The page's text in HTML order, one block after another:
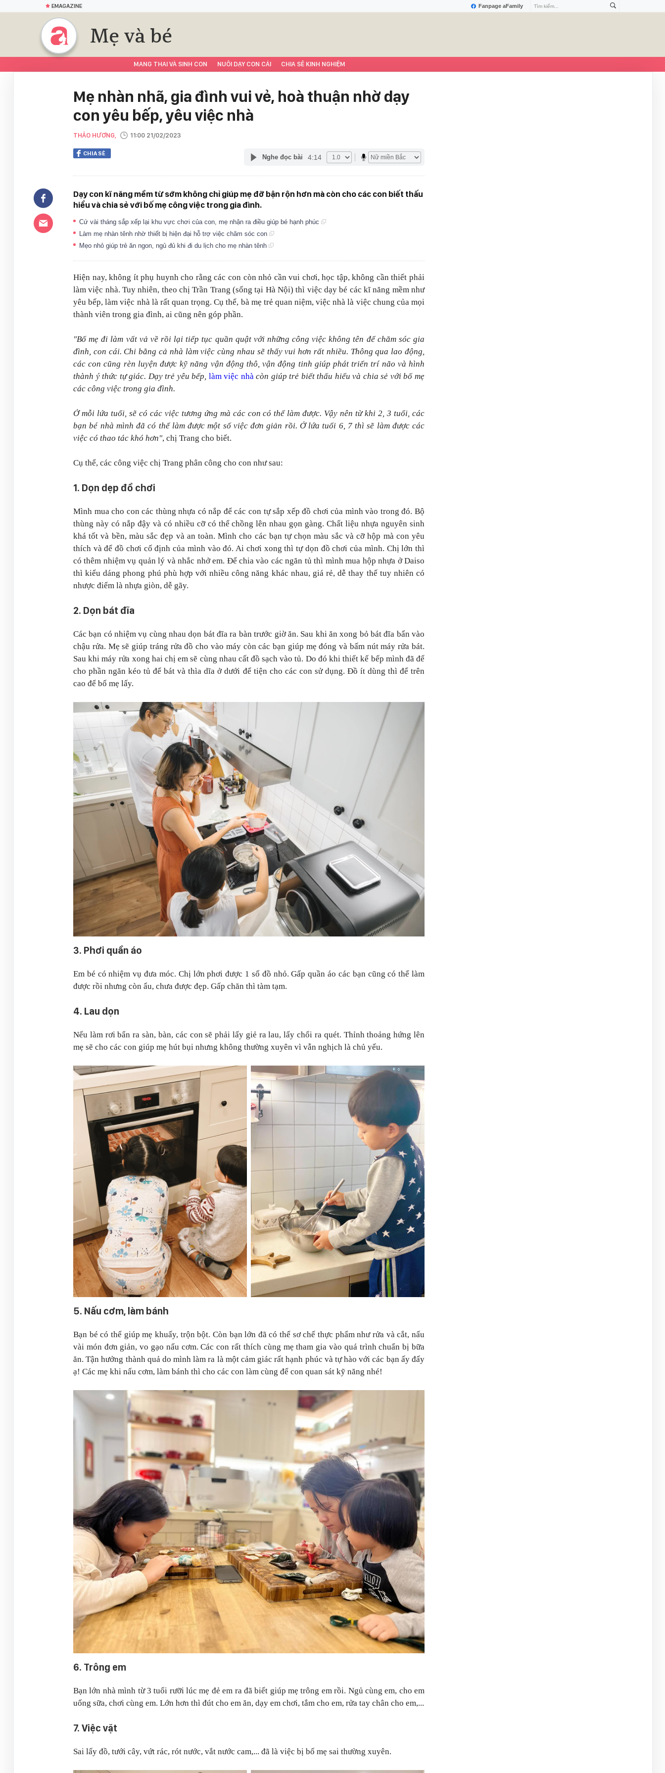
Fanpage aFamily
EMAGAZINE
Mẹ và bé
MANG THAI VÀ SINH CON NUÔI DẠY CON CÁI CHIA SẺ KINH NGHIỆM
Mẹ nhàn nhã, gia đình vui vẻ, hoà thuận nhờ dạy
con yêu bếp, yêu việc nhà
THẢO HƯƠNG, 11:00 21/02/2023
CHIA SẺ Nghe đọc bài 4:14
Dạy con kĩ năng mềm từ sớm không chỉ giúp mẹ đỡ bận rộn hơn mà còn cho các con biết thấu
hiểu và chia sẻ với bố mẹ công việc trong gia đình.
Cứ vài tháng sắp xếp lại khu vực chơi của con, mẹ nhận ra điều giúp bé hạnh phúc
Làm mẹ nhàn tênh nhờ thiết bị hiện đại hỗ trợ việc chăm sóc con
Mẹo nhỏ giúp trẻ ăn ngon, ngủ đủ khi đi du lịch cho mẹ nhàn tênh
Hiện nay, không ít phụ huynh cho rằng các con còn nhỏ cần vui chơi, học tập, không cần thiết phải
làm việc nhà. Tuy nhiên, theo chị Trần Trang (sống tại Hà Nội) thì việc dạy bé các kĩ năng mềm như
yêu bếp, làm việc nhà là rất quan trọng. Cụ thể, bà mẹ trẻ quan niệm, việc nhà là việc chung của mọi
thành viên trong gia đình, ai cũng nên góp phần.
"Bố mẹ đi làm vất vả về rồi lại tiếp tục quần quật với những công việc không tên để chăm sóc gia
đình, con cái. Chi bằng cả nhà làm việc cùng nhau sẽ thấy vui hơn rất nhiều. Thông qua lao động,
các con cũng rèn luyện được kỹ năng vận động thô, vận động tinh giúp phát triển trí não và hình
thành ý thức tự giác. Dạy trẻ yêu bếp, làm việc nhàcòn giúp trẻ biết thấu hiểu và chia sẻ với bố mẹ
các công việc trong gia đình.
Ở mỗi lứa tuổi, sẽ có các việc tương ứng mà các con có thể làm được. Vậy nên từ khi 2, 3 tuổi, các
bạn bé nhà mình đã có thể làm được một số việc đơn giản rồi. Ở lứa tuổi 6, 7 thì sẽ làm được các
việc có thao tác khó hơn", chị Trang cho biết.
Cụ thể, các công việc chị Trang phân công cho con như sau:
1. Dọn dẹp đồ chơi
Mình mua cho con các thùng nhựa có nắp để các con tự sắp xếp đồ chơi của mình vào trong đó. Bộ
thùng này có nắp đậy và có nhiều cỡ có thể chồng lên nhau gọn gàng. Chất liệu nhựa nguyên sinh
khá tốt và bền, màu sắc đẹp và an toàn. Mình cho các bạn tự chọn màu sắc và cỡ hộp mà con yêu
thích và để đồ chơi cố định của mình vào đó. Ai chơi xong thì tự dọn đồ chơi của mình. Chị lớn thì
có thêm nhiệm vụ quản lý và nhắc nhở em. Để chia vào các ngăn tủ thì mình mua hộp nhựa ở Daiso
thì kiểu dáng phong phú phù hợp với nhiều công năng khác nhau, giá rẻ, dễ thay thế tuy nhiên có
nhược điểm là nhựa giòn, dễ gãy.
2. Dọn bát đĩa
Các bạn có nhiệm vụ cùng nhau dọn bát đĩa ra bàn trước giờ ăn. Sau khi ăn xong bỏ bát đĩa bẩn vào
chậu rửa. Mẹ sẽ giúp tráng rửa đồ cho vào máy còn các bạn giúp mẹ đóng và bấm nút máy rửa bát.
Sau khi máy rửa xong hai chị em sẽ cùng nhau cất đồ sạch vào tủ. Do đó khi thiết kế bếp mình đã để
cho phần ngăn kéo tủ để bát và thìa dĩa ở dưới để tiện cho các con sử dụng. Đồ ít dùng thì để trên
cao để bố mẹ lấy.
3. Phơi quần áo
Em bé có nhiệm vụ đưa móc. Chị lớn phơi được 1 số đồ nhỏ. Gấp quần áo các bạn cũng có thể làm
được rồi nhưng còn ẩu, chưa được đẹp. Gấp chăn thì tàm tạm.
4. Lau dọn
Nếu làm rơi bẩn ra sàn, bàn, các con sẽ phải lấy giẻ ra lau, lấy chổi ra quét. Thỉnh thoảng hứng lên
mẹ sẽ cho các con giúp mẹ hút bụi nhưng không thường xuyên vì vẫn nghịch là chủ yếu.
5. Nấu cơm, làm bánh
Bạn bé có thể giúp mẹ khuấy, trộn bột. Còn bạn lớn đã có thể sơ chế thực phẩm như rửa và cắt, nấu
vài món đơn giản, vo gạo nấu cơm. Các con rất thích cùng mẹ tham gia vào quá trình chuẩn bị bữa
ăn. Tận hưởng thành quả do mình làm ra là một cảm giác rất hạnh phúc và tự hào với các bạn ấy đấy
ạ! Các mẹ khi nấu cơm, làm bánh thì cho các con làm cùng để con quan sát kỹ năng nhé!
6. Trông em
Bạn lớn nhà mình từ 3 tuổi rưỡi lúc mẹ đẻ em ra đã biết giúp mẹ trông em rồi. Ngủ cùng em, cho em
uống sữa, chơi cùng em. Lớn hơn thì đút cho em ăn, dạy em chơi, tắm cho em, rửa tay chân cho em,...
7. Việc vặt
Sai lấy đồ, tưới cây, vứt rác, rót nước, vắt nước cam,... đã là việc bị bố mẹ sai thường xuyên.